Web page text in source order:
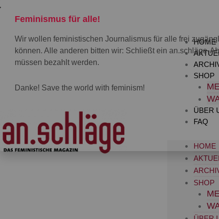
Zum
Inhalt
HOME
SHOP
ÜBER
FAQ
HOME
SHOP
Feminismus für alle!
Wir wollen feministischen Journalismus für alle frei
können. Alle anderen bitten wir: Schließt ein an.schläge-
müssen bezahlt werden.
Danke! Save the world with feminism!